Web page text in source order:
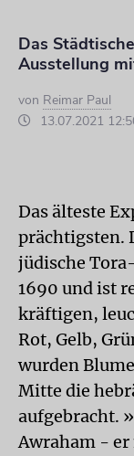
Das
Ausstellung
von Reimar Paul
13.07.2021
Das älteste
prächtigsten.
jüdische
1690 und ist
kräftigen,
Rot, Gelb,
wurden
Mitte die
aufgebracht.
Awraham - er